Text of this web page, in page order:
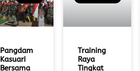
Pangdam
Kasuari
Bersama
Training
Raya
Tingkat